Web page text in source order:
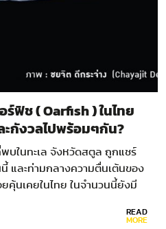
ร์ฟิช ( Oarfish ) ในไทย
กังวลไปพร้อมๆกัน?
บในทะเล จังหวัดสตูล ถูกแชร์
และท่ามกลางความตื่นเต้นของ
คุ้นเคยในไทย ในจำนวนนี้ยังมี
READ
MORE